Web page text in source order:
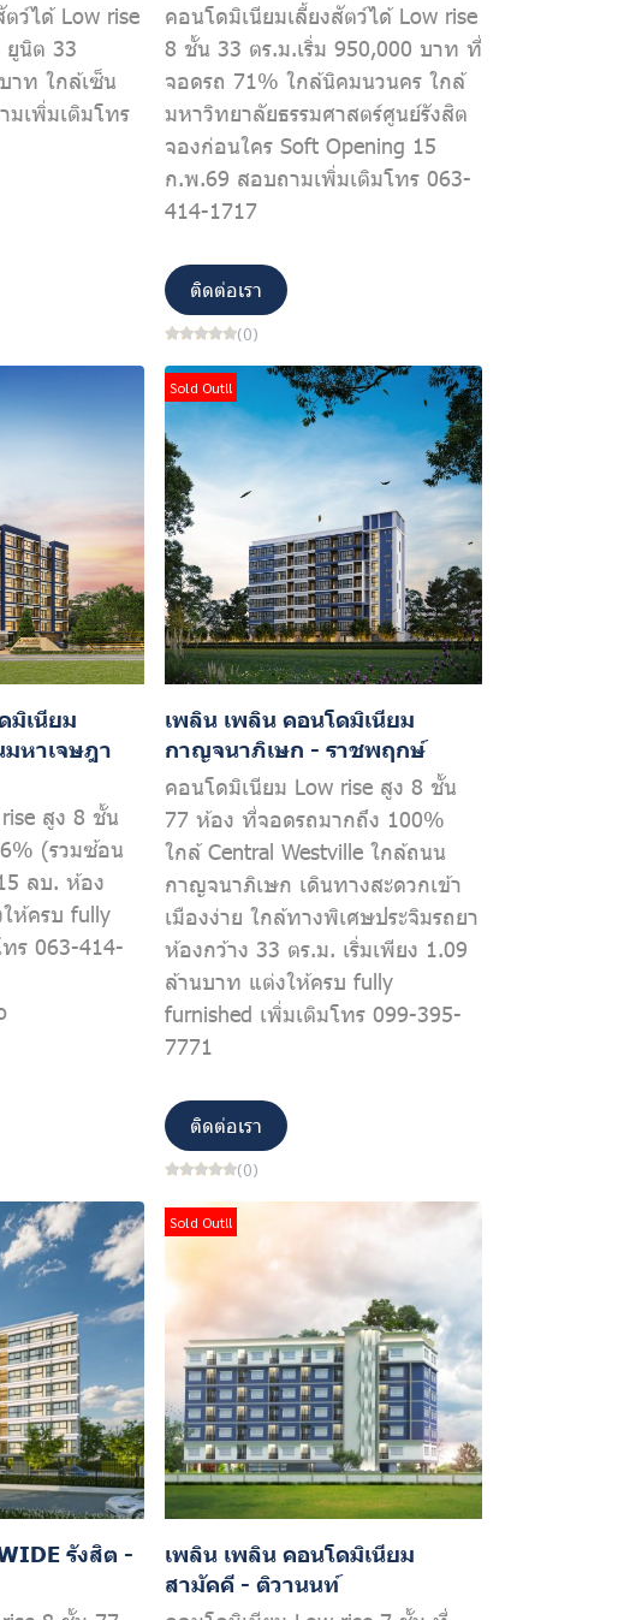
ว์ได้ Low rise
ยูนิต 33
าท ใกล้เซ็น
มเพิ่มเติมโทร
คอนโดมิเนียมเลี้ยงสัตว์ได้ Low rise
8 ชั้น 33 ตร.ม.เริ่ม 950,000 บาท ที่
จอดรถ 71% ใกล้นิคมนวนคร ใกล้
มหาวิทยาลัยธรรมศาสตร์ศูนย์รังสิต
จองก่อนใคร Soft Opening 15
ก.พ.69 สอบถามเพิ่มเติมโทร 063-
414-1717
ติดต่อเรา
(0)
มิเนียม
หาเจษฎา
สูง 8 ชั้น
(รวมซ้อน
ลบ. ห้อง
ห้ครบ fully
ร 063-414-
Sold Out!!
เพลิน เพลิน คอนโดมิเนียม
กาญจนาภิเษก - ราชพฤกษ์
คอนโดมิเนียม Low rise สูง 8 ชั้น
77 ห้อง ที่จอดรถมากถึง 100%
ใกล้ Central Westville ใกล้ถนน
กาญจนาภิเษก เดินทางสะดวกเข้า
เมืองง่าย ใกล้ทางพิเศษประจิมรถยา
ห้องกว้าง 33 ตร.ม. เริ่มเพียง 1.09
ล้านบาท แต่งให้ครบ fully
furnished เพิ่มเติมโทร 099-395-
7771
ติดต่อเรา
(0)
รังสิต -
Sold Out!!
เพลิน เพลิน คอนโดมิเนียม
สามัคคี - ติวานนท์